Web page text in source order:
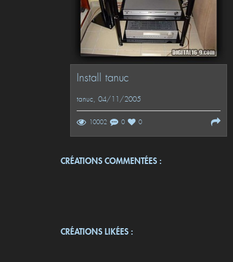
Install tanuc
tanuc, 04/11/2005
10002 0 0
CRÉATIONS COMMENTÉES :
CRÉATIONS LIKÉES :